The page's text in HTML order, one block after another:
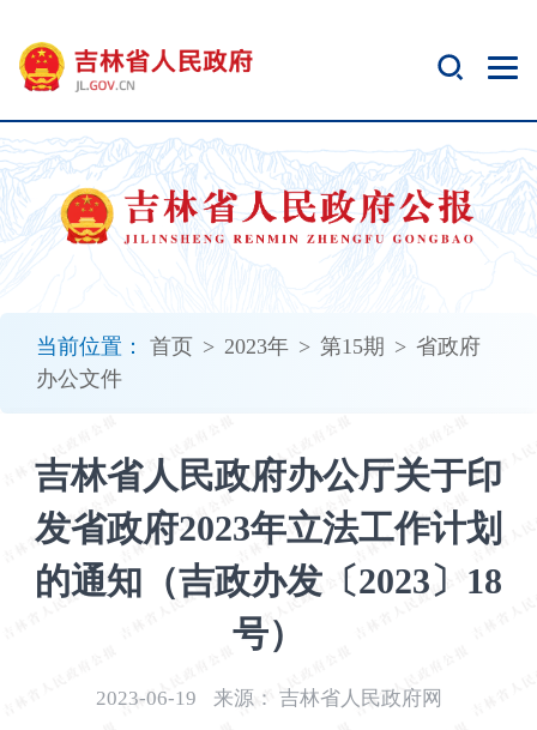
当前位置： 首页 > 2023年 > 第15期 > 省政府
办公文件
吉林省人民政府办公厅关于印
发省政府2023年立法工作计划
的通知（吉政办发〔2023〕18
号）
2023-06-19 来源： 吉林省人民政府网
开
无
障
碍
说
明
加